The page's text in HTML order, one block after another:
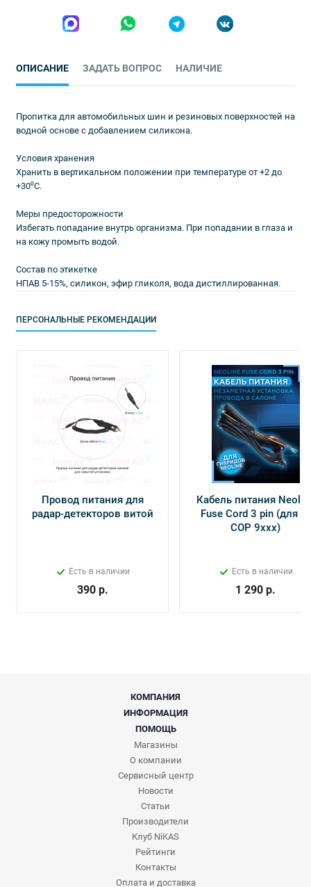
ОПИСАНИЕ ЗАДАТЬ ВОПРОС НАЛИЧИЕ
Пропитка для автомобильных шин и резиновых поверхностей на
водной основе с добавлением силикона.
Условия хранения
Хранить в вертикальном положении при температуре от +2 до
+30⁰С.
Меры предосторожности
Избегать попадание внутрь организма. При попадании в глаза и
на кожу промыть водой.
Состав по этикетке
НПАВ 5-15%, силикон, эфир гликоля, вода дистиллированная.
ПЕРСОНАЛЬНЫЕ РЕКОМЕНДАЦИИ
Провод питания для
радар-детекторов витой
Есть в наличии
390р.
Кабель питания
Fuse Cord 3 pin (для Х-
СОР 9ххх)
Есть в наличии
1 290 р.
КОМПАНИЯ
ИНФОРМАЦИЯ
ПОМОЩЬ
Магазины
О компании
Сервисный центр
Новости
Статьи
Производители
Клуб NiKAS
Рейтинги
Контакты
Оплата и доставка